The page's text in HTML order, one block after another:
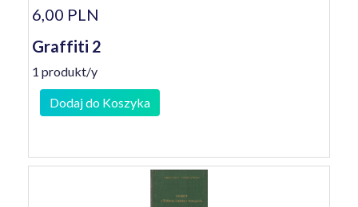
6,00 PLN
Graffiti 2
1 produkt/y
Dodaj do Koszyka